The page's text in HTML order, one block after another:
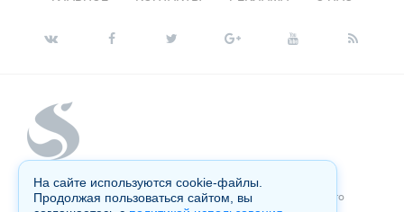
Копирование материалов сайта запрещено без письменного
согласия администрации и преследуется по закону.
На сайте используются cookie-файлы.
Продолжая пользоваться сайтом, вы